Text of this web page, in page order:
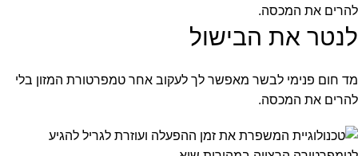
לנטר את הבישול
מד חום פנימי לבשר מאפשר לך לעקוב אחר טמפרטורת המזון בלי
להרים את המכסה.